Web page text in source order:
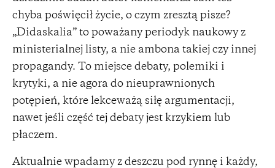
chyba poświęcił życie, o czym zresztą pisze?
„Didaskalia” to poważany periodyk naukowy z
ministerialnej listy, a nie ambona takiej czy innej
propagandy. To miejsce debaty, polemiki i
krytyki, a nie agora do nieuprawnionych
potępień, które lekceważą siłę argumentacji,
nawet jeśli część tej debaty jest krzykiem lub
płaczem.
Aktualnie wpadamy z deszczu pod rynnę i każdy,